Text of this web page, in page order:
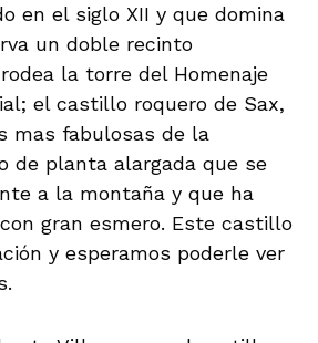
en el siglo XII y que domina
un doble recinto
la torre del Homenaje
el castillo roquero de Sax,
mas fabulosas de la
de planta alargada que se
a la montaña y que ha
gran esmero. Este castillo
y esperamos poderle ver